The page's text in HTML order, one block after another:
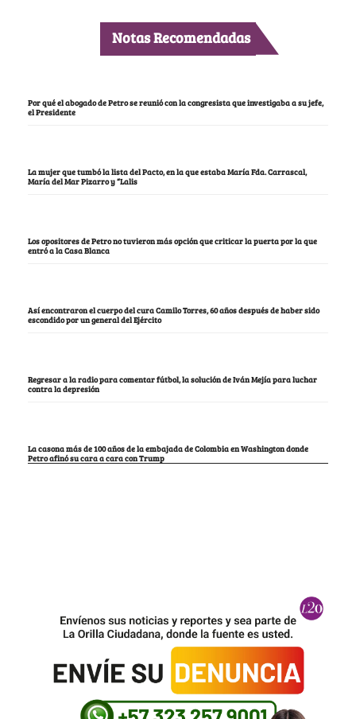
Notas Recomendadas
Por qué el abogado de Petro se reunió con la congresista que investigaba a su jefe,
el Presidente
La mujer que tumbó la lista del Pacto, en la que estaba María Fda. Carrascal,
María del Mar Pizarro y “Lalis
Los opositores de Petro no tuvieron más opción que criticar la puerta por la que
entró a la Casa Blanca
Así encontraron el cuerpo del cura Camilo Torres, 60 años después de haber sido
escondido por un general del Ejército
Regresar a la radio para comentar fútbol, la solución de Iván Mejía para luchar
contra la depresión
La casona más de 100 años de la embajada de Colombia en Washington donde
Petro afinó su cara a cara con Trump